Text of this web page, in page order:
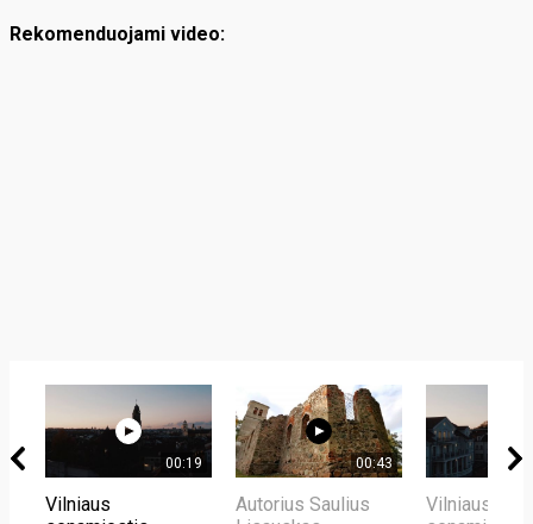
Rekomenduojami video:
00:19
Vilniaus
00:43
Autorius Saulius
Vilniaus